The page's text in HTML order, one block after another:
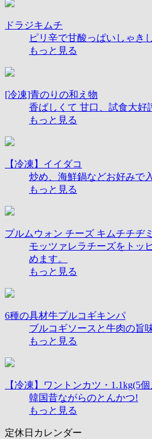
ドラジキムチ
ピリ辛で甘酸っぱいしゃき
もっと見る
[冷凍]青のりの和え物
香ばしくて 甘口​、試食大好
もっと見る
【冷凍】イイダコ
炒め、海鮮鍋などお好みで
もっと見る
プルムウォン チーズ キムチチヂミ
モッツァレラチーズをトッ
めます。
もっと見る
6種の具材牛プルコギキンパ
ブルコギソースと牛肉の旨
もっと見る
【冷凍】ワントンカツ・1.1kg(5
韓国昔ながらのとんかつ!
もっと見る
定休日カレンダー